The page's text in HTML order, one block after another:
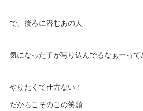
で、後ろに潜むあの人
気になった子が写り込んでるなぁーっ
やりたくて仕方ない！
だからこそのこの笑顔